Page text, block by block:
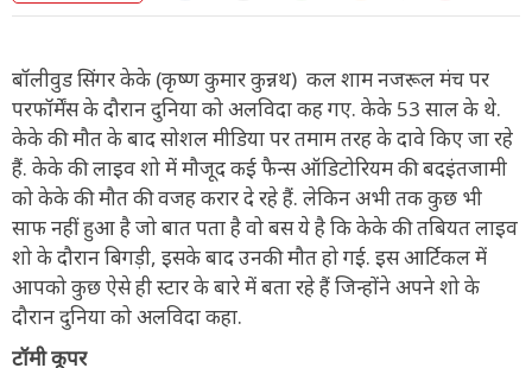
बॉलीवुड सिंगर केके (कृष्ण कुमार कुन्नथ) कल शाम नजरूल मंच पर
परफॉर्मेंस के दौरान दुनिया को अलविदा कह गए. केके 53 साल के थे.
केके की मौत के बाद सोशल मीडिया पर तमाम तरह के दावे किए जा रहे
हैं. केके की लाइव शो में मौजूद कई फैन्स ऑडिटोरियम की बदइंतजामी
को केके की मौत की वजह करार दे रहे हैं. लेकिन अभी तक कुछ भी
साफ नहीं हुआ है जो बात पता है वो बस ये है कि केके की तबियत लाइव
शो के दौरान बिगड़ी, इसके बाद उनकी मौत हो गई. इस आर्टिकल में
आपको कुछ ऐसे ही स्टार के बारे में बता रहे हैं जिन्होंने अपने शो के
दौरान दुनिया को अलविदा कहा.
टॉमी कूपर